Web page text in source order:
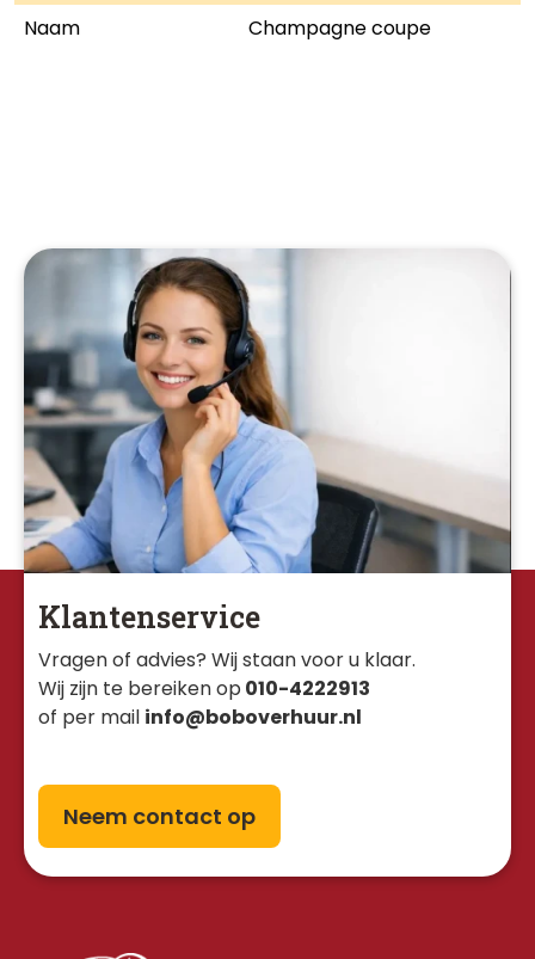
Naam
Champagne coupe
Klantenservice
Vragen of advies? Wij staan voor u klaar.
Wij zijn te bereiken op 010-4222913
of per mail info@boboverhuur.nl
Neem contact op